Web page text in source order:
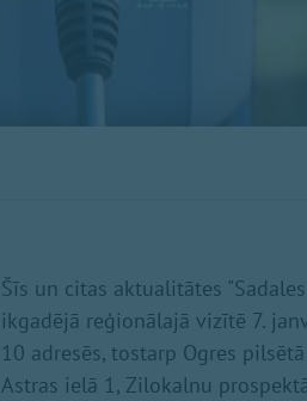
Šīs un citas aktualitātes
ikgadējā reģionālajā vizītē 7.
10 adresēs, tostarp Ogres
Astras ielā 1, Zilokalnu